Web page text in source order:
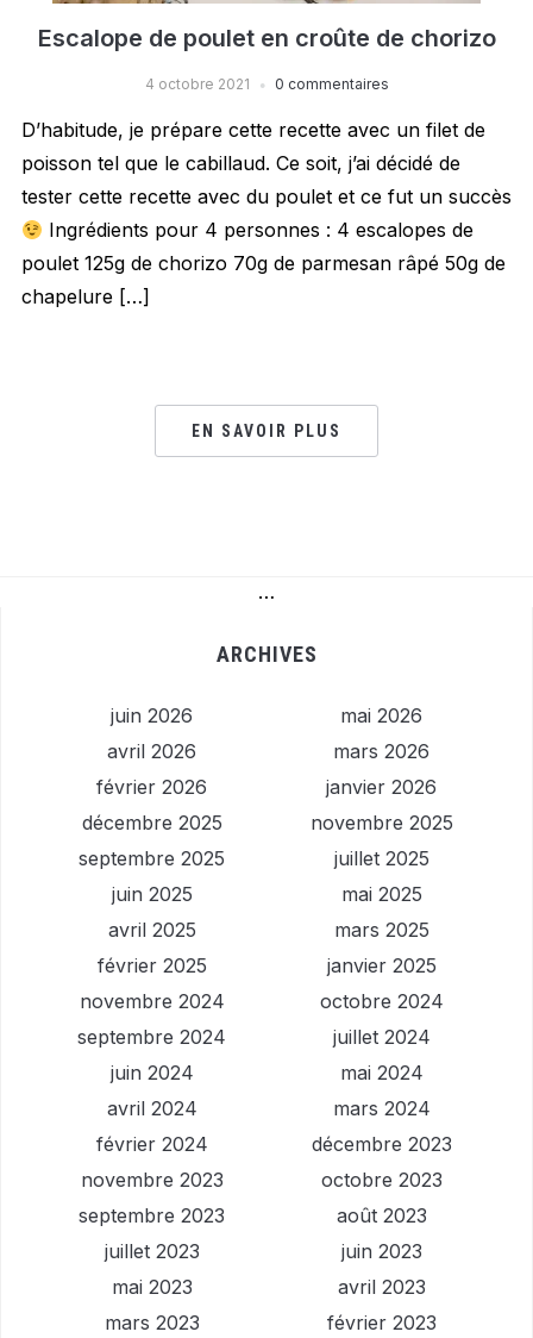
Escalope de poulet en croûte de chorizo
4 octobre 2021 0 commentaires
D’habitude, je prépare cette recette avec un filet de
poisson tel que le cabillaud. Ce soit, j’ai décidé de
tester cette recette avec du poulet et ce fut un succès
Ingrédients pour 4 personnes : 4 escalopes de
poulet 125g de chorizo 70g de parmesan râpé 50g de
chapelure […]
EN SAVOIR PLUS
…
ARCHIVES
juin 2026
mai 2026
avril 2026
mars 2026
février 2026
janvier 2026
décembre 2025
novembre 2025
septembre 2025
juillet 2025
juin 2025
mai 2025
avril 2025
mars 2025
février 2025
janvier 2025
novembre 2024
octobre 2024
septembre 2024
juillet 2024
juin 2024
mai 2024
avril 2024
mars 2024
février 2024
décembre 2023
novembre 2023
octobre 2023
septembre 2023
août 2023
juillet 2023
juin 2023
mai 2023
avril 2023
mars 2023
février 2023